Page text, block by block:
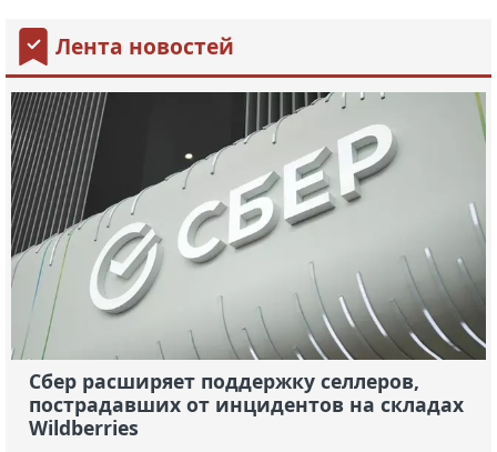
Лента новостей
Сбер расширяет поддержку селлеров,
пострадавших от инцидентов на складах
Wildberries